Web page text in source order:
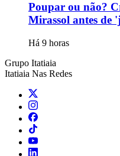
Poupar ou não?
Mirassol antes de
Há 9 horas
Grupo Itatiaia
Itatiaia Nas Redes